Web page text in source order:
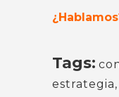
Tags:
estrategia,